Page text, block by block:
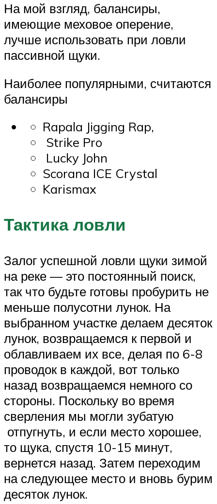
На мой взгляд, балансиры,
имеющие меховое оперение,
лучше использовать при ловли
пассивной щуки.
Наиболее популярными, считаются
балансиры
Rapala Jigging Rap,
Strike Pro
Lucky John
Scorana ICE Crystal
Karismax
Тактика ловли
Залог успешной ловли щуки зимой
на реке — это постоянный поиск,
так что будьте готовы пробурить не
меньше полусотни лунок. На
выбранном участке делаем десяток
лунок, возвращаемся к первой и
облавливаем их все, делая по 6-8
проводок в каждой, вот только
назад возвращаемся немного со
стороны. Поскольку во время
сверления мы могли зубатую
отпугнуть, и если место хорошее,
то щука, спустя 10-15 минут,
вернется назад. Затем переходим
на следующее место и вновь бурим
десяток лунок.